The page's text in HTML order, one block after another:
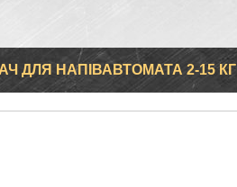
ДЛЯ НАПІВАВТОМАТА 2-15 КГ